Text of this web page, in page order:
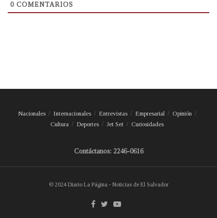
0 COMENTARIOS
Nacionales Internacionales Entrevistas Empresarial
Opinión
Cultura
Deportes Jet Set Curiosidades
Contáctanos: 2246-0616
© 2024 Diario La Página - Noticias de El Salvador